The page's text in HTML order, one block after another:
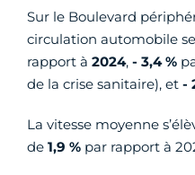
Sur le Boulevard
circulation automobile
rapport à 2024, - 3,4 %
de la crise sanitaire), et -
La vitesse moyenne
de 1,9 % par rapport à